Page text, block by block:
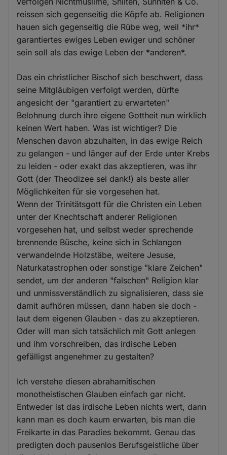
reissen sich gegenseitig die Köpfe ab. Religionen
hauen sich gegenseitig die Rübe weg, weil *ihr*
garantiertes ewiges Leben ewiger und schöner
sein soll als das ewige Leben der *anderen*.
Das ein christlicher Bischof sich beschwert, dass
seine Mitgläubigen verfolgt werden, dürfte
angesicht der "garantiert zu erwarteten"
Belohnung durch ihre eigene Gottheit nun wirklich
keinen Wert haben. Was ist wichtiger? Die
Menschen davon abzuhalten, in das ewige Reich
zu gelangen - und länger auf der Erde unter Krebs
zu leiden - oder exakt das akzeptieren, was ihr
Gott (der Theodizee sei dank!) als beste aller
Möglichkeiten für sie vorgesehen hat.
Wenn der Trinitätsgott für die Christen ein Leben
unter der Knechtschaft anderer Religionen
vorgesehen hat, und selbst weder sprechende
brennende Büsche, keine sich in Schlangen
verwandelnde Holzstäbe, weitere Jesuse,
Naturkatastrophen oder sonstige "klare Zeichen"
sendet, um der anderen "falschen" Religion klar
und unmissverständlich zu signalisieren, dass sie
damit aufhören müssen, dann haben sie doch -
laut dem eigenen Glauben - das zu akzeptieren.
Oder will man sich tatsächlich mit Gott anlegen
und ihm vorschreiben, das irdische Leben
gefälligst angenehmer zu gestalten?
Ich verstehe diesen abrahamitischen
monotheistischen Glauben einfach gar nicht.
Entweder ist das irdische Leben nichts wert, dann
kann man es doch kaum erwarten, bis man die
Freikarte in das Paradies bekommt. Genau das
predigten doch pausenlos Berufsgeistliche über